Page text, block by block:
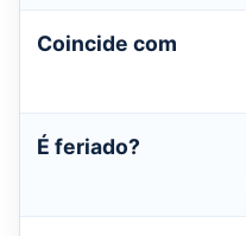
Coincide com
É feriado?